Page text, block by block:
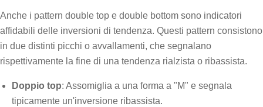
Anche i pattern double top e double bottom sono indicatori
affidabili delle inversioni di tendenza. Questi pattern consistono
in due distinti picchi o avvallamenti, che segnalano
rispettivamente la fine di una tendenza rialzista o ribassista.
Doppio top: Assomiglia a una forma a "M" e segnala
tipicamente un'inversione ribassista.